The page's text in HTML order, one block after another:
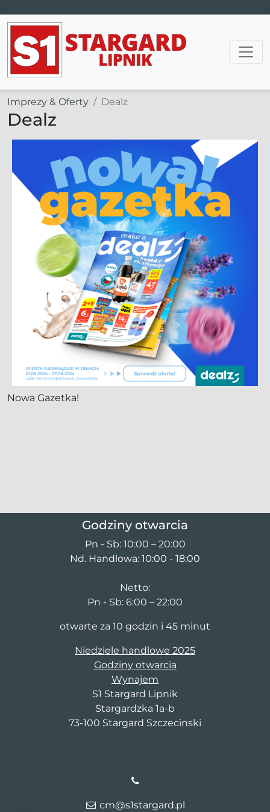
Main Navigation
Imprezy & Oferty Dealz
Dealz
Nowa Gazetka!
Godziny otwarcia
Pn - Sb: 10:00 – 20:00
Nd. Handlowa: 10:00 - 18:00
Netto:
Pn - Sb: 6:00 – 22:00
otwarte za 10 godzin i 45 minut
Niedziele handlowe 2025
Godziny otwarcia
Wynajem
S1 Stargard Lipnik
Stargardzka 1a-b
73-100 Stargard Szczecinski
cm@s1stargard.pl